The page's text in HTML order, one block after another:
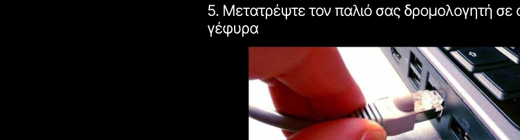
5. Μετατρέψτε τον παλιό σας δρομολογητή σε
γέφυρα